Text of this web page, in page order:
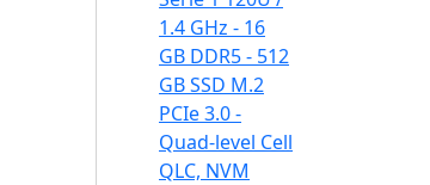
1.4 GHz - 16
GB DDR5 - 512
GB SSD M.2
PCIe 3.0 -
Quad-level Cell
QLC, NVM